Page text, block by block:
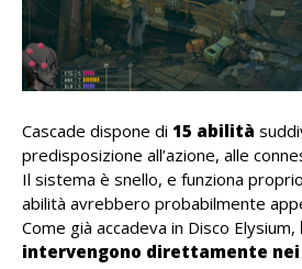
Cascade dispone di 15 abilità
predisposizione all’azione, alle
Il sistema è snello, e funziona
abilità avrebbero probabilmente
Come già accadeva in Disco Elysium,
intervengono direttamente